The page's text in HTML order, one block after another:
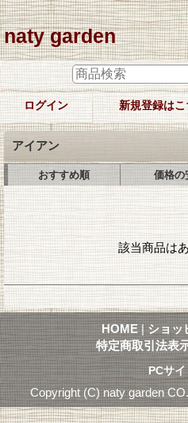
naty garden
ログイン 新規登録はこ
アイアン
おすすめ順 価格の
該当商品は
HOME | ショッ
特定商取引法表
PCサイ
Copyright (C) naty garden